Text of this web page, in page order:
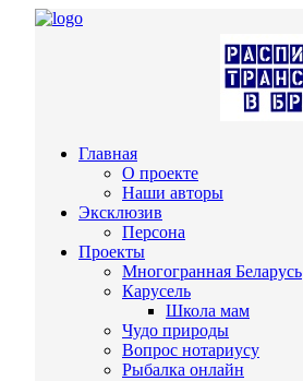
Главная
О проекте
Наши авторы
Эксклюзив
Персона
Проекты
Многогранная Беларусь
Карусель
Школа мам
Чудо природы
Вопрос нотариусу
Рыбалка онлайн